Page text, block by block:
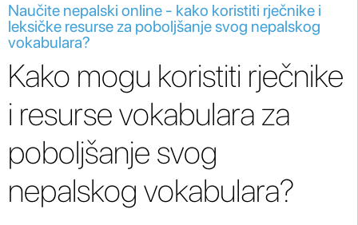
Naučite nepalski online - kako koristiti rječnike i
leksičke resurse za poboljšanje svog nepalskog
vokabulara?
Kako mogu koristiti rječnike
i resurse vokabulara za
poboljšanje svog
nepalskog vokabulara?